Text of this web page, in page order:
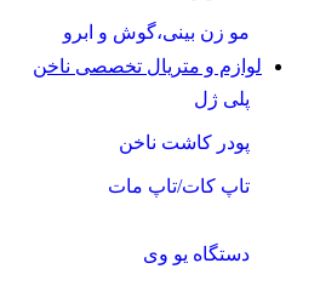
مو زن بینی،گوش و ابرو
لوازم و متریال تخصصی ناخن
پلی ژل
پودر کاشت ناخن
تاپ کات/تاپ مات
دستگاه یو وی